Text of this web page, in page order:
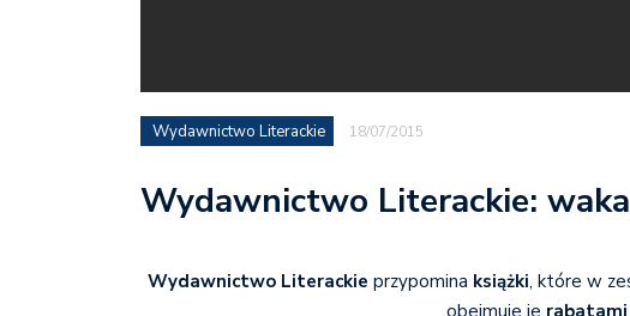
Wydawnictwo Literackie 18/07/2015
Wydawnictwo Literackie:
Wydawnictwo Literackie przypomina książki, które w
obejmuje je